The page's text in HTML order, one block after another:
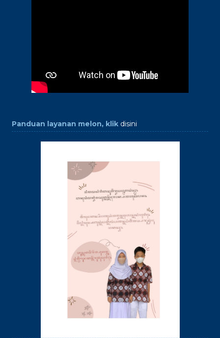
Panduan layanan melon, klik disini